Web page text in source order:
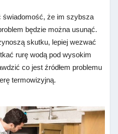
świadomość, że im szybsza
będzie można usunąć.
skutku, lepiej wezwać
rurę wodą pod wysokim
co jest źródłem problemu
termowizyjną.